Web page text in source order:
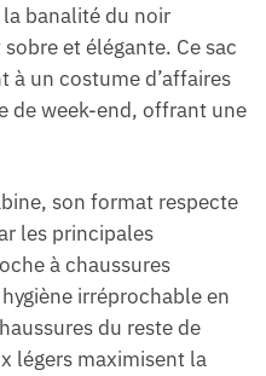
banalité du noir
et élégante. Ce sac
à un costume d’affaires
de week-end, offrant une
son format respecte
les principales
à chaussures
irréprochable en
du reste de
légers maximisent la